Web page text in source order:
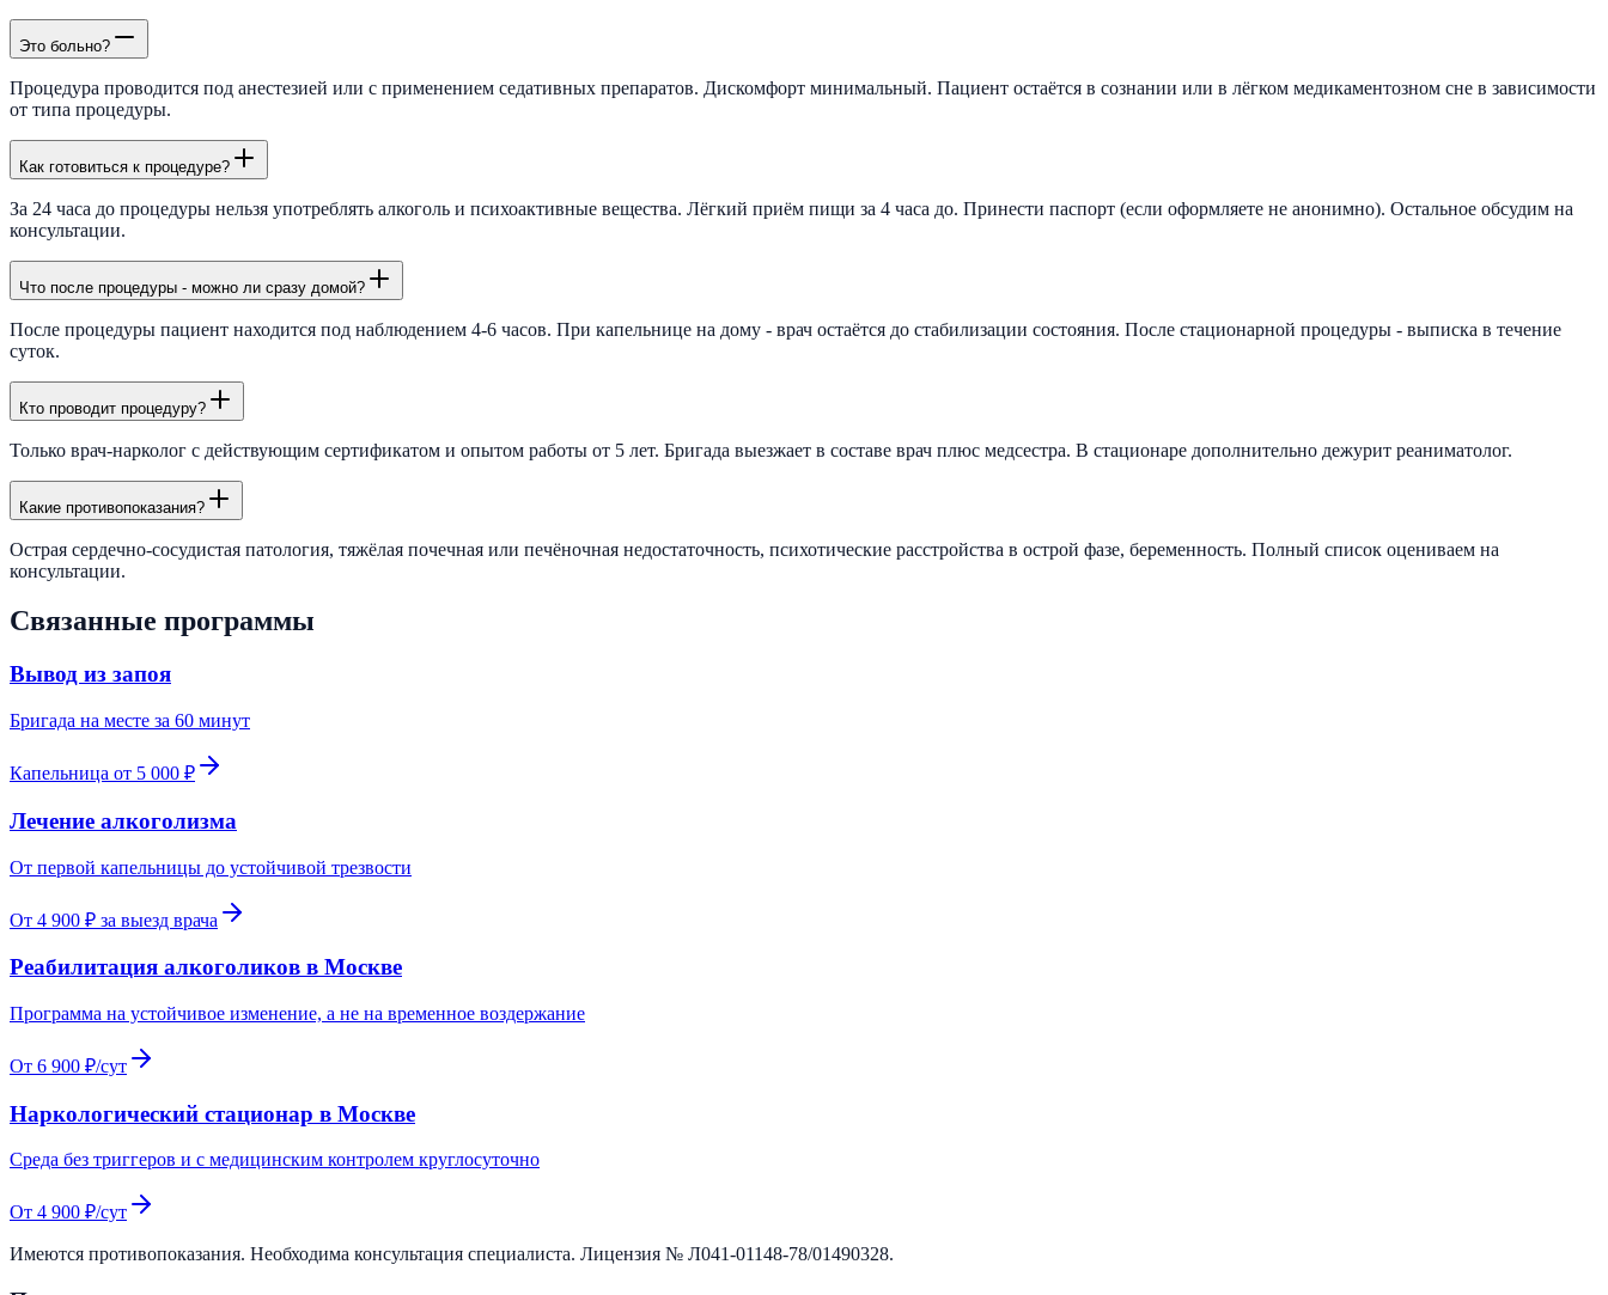
Это больно?
Процедура проводится под анестезией или с применением седативных препаратов. Дискомфорт минимальный. Пациент остаётся в сознании или в лёгком медикаментозном сне в зависимости
от типа процедуры.
Как готовиться к процедуре?
За 24 часа до процедуры нельзя употреблять алкоголь и психоактивные вещества. Лёгкий приём пищи за 4 часа до. Принести паспорт (если оформляете не анонимно). Остальное обсудим на
консультации.
Что после процедуры - можно ли сразу домой?
После процедуры пациент находится под наблюдением 4-6 часов. При капельнице на дому - врач остаётся до стабилизации состояния. После стационарной процедуры - выписка в течение
суток.
Кто проводит процедуру?
Только врач-нарколог с действующим сертификатом и опытом работы от 5 лет. Бригада выезжает в составе врач плюс медсестра. В стационаре дополнительно дежурит реаниматолог.
Какие противопоказания?
Острая сердечно-сосудистая патология, тяжёлая почечная или печёночная недостаточность, психотические расстройства в острой фазе, беременность. Полный список оцениваем на
консультации.
Связанные программы
Вывод из запоя
Бригада на месте за 60 минут
Капельница от 5 000 ₽
Лечение алкоголизма
От первой капельницы до устойчивой трезвости
От 4 900 ₽ за выезд врача
Реабилитация алкоголиков в Москве
Программа на устойчивое изменение, а не на временное воздержание
От 6 900 ₽/сут
Наркологический стационар в Москве
Среда без триггеров и с медицинским контролем круглосуточно
От 4 900 ₽/сут
Имеются противопоказания. Необходима консультация специалиста. Лицензия № Л041-01148-78/01490328.